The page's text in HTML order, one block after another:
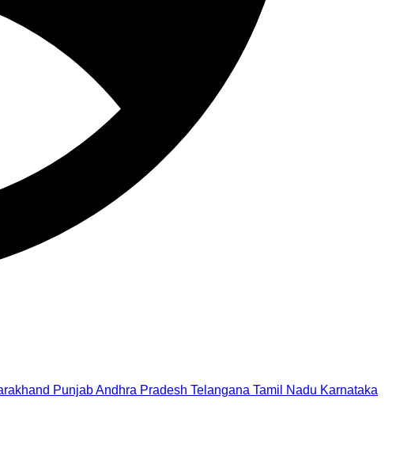
PunjabAndhra Pradesh Telangana Tamil Nadu Karnataka